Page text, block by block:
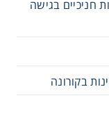
חניכיים בגישה